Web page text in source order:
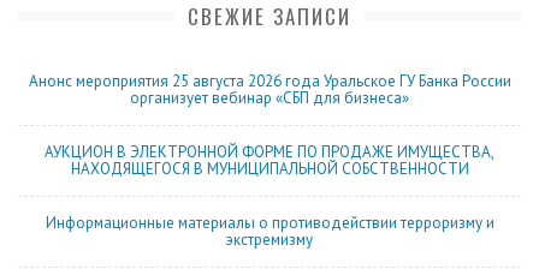
СВЕЖИЕ ЗАПИСИ
Анонс мероприятия 25 августа 2026 года Уральское ГУ Банка России
организует вебинар «СБП для бизнеса»
АУКЦИОН В ЭЛЕКТРОННОЙ ФОРМЕ ПО ПРОДАЖЕ ИМУЩЕСТВА,
НАХОДЯЩЕГОСЯ В МУНИЦИПАЛЬНОЙ СОБСТВЕННОСТИ
Информационные материалы о противодействии терроризму и
экстремизму